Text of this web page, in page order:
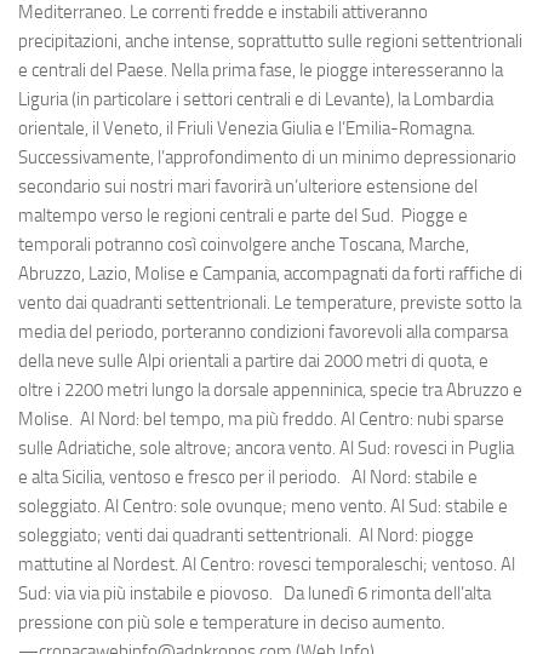
Mediterraneo. Le correnti fredde e instabili attiveranno
precipitazioni, anche intense, soprattutto sulle regioni settentrionali
e centrali del Paese. Nella prima fase, le piogge interesseranno la
Liguria (in particolare i settori centrali e di Levante), la Lombardia
orientale, il Veneto, il Friuli Venezia Giulia e l’Emilia-Romagna.
Successivamente, l’approfondimento di un minimo depressionario
secondario sui nostri mari favorirà un’ulteriore estensione del
maltempo verso le regioni centrali e parte del Sud. Piogge e
temporali potranno così coinvolgere anche Toscana, Marche,
Abruzzo, Lazio, Molise e Campania, accompagnati da forti raffiche di
vento dai quadranti settentrionali. Le temperature, previste sotto la
media del periodo, porteranno condizioni favorevoli alla comparsa
della neve sulle Alpi orientali a partire dai 2000 metri di quota, e
oltre i 2200 metri lungo la dorsale appenninica, specie tra Abruzzo e
Molise. Al Nord: bel tempo, ma più freddo. Al Centro: nubi sparse
sulle Adriatiche, sole altrove; ancora vento. Al Sud: rovesci in Puglia
e alta Sicilia, ventoso e fresco per il periodo. Al Nord: stabile e
soleggiato. Al Centro: sole ovunque; meno vento. Al Sud: stabile e
soleggiato; venti dai quadranti settentrionali. Al Nord: piogge
mattutine al Nordest. Al Centro: rovesci temporaleschi; ventoso. Al
Sud: via via più instabile e piovoso. Da lunedì 6 rimonta dell’alta
pressione con più sole e temperature in deciso aumento.